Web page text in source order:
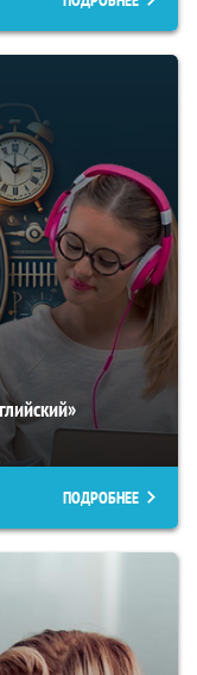
ПОДРОБНЕЕ